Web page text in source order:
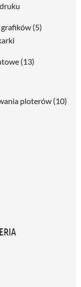
(5)
(13)
ploterów (10)